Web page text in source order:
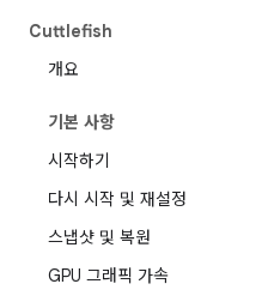
Cuttlefish
개요
기본 사항
시작하기
다시 시작 및 재설정
스냅샷 및 복원
GPU 그래픽 가속